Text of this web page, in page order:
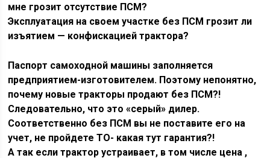
мне грозит отсутствие ПСМ?
Эксплуатация на своем участке без ПСМ грозит ли
изъятием — конфискацией трактора?
Паспорт самоходной машины заполняется
предприятием-изготовителем. Поэтому непонятно,
почему новые тракторы продают без ПСМ?!
Следовательно, что это «серый» дилер.
Соответственно без ПСМ вы не поставите его на
учет, не пройдете ТО- какая тут гарантия?!
А так если трактор устраивает, в том числе цена ,